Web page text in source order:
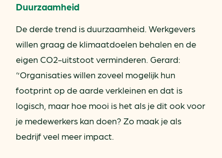
Duurzaamheid
De derde trend is duurzaamheid. Werkgevers
willen graag de klimaatdoelen behalen en de
eigen CO2-uitstoot verminderen. Gerard:
‘’Organisaties willen zoveel mogelijk hun
footprint op de aarde verkleinen en dat is
logisch, maar hoe mooi is het als je dit ook voor
je medewerkers kan doen? Zo maak je als
bedrijf veel meer impact.